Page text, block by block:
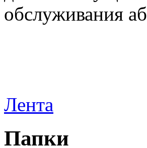
обслуживания аб
Лента
Папки